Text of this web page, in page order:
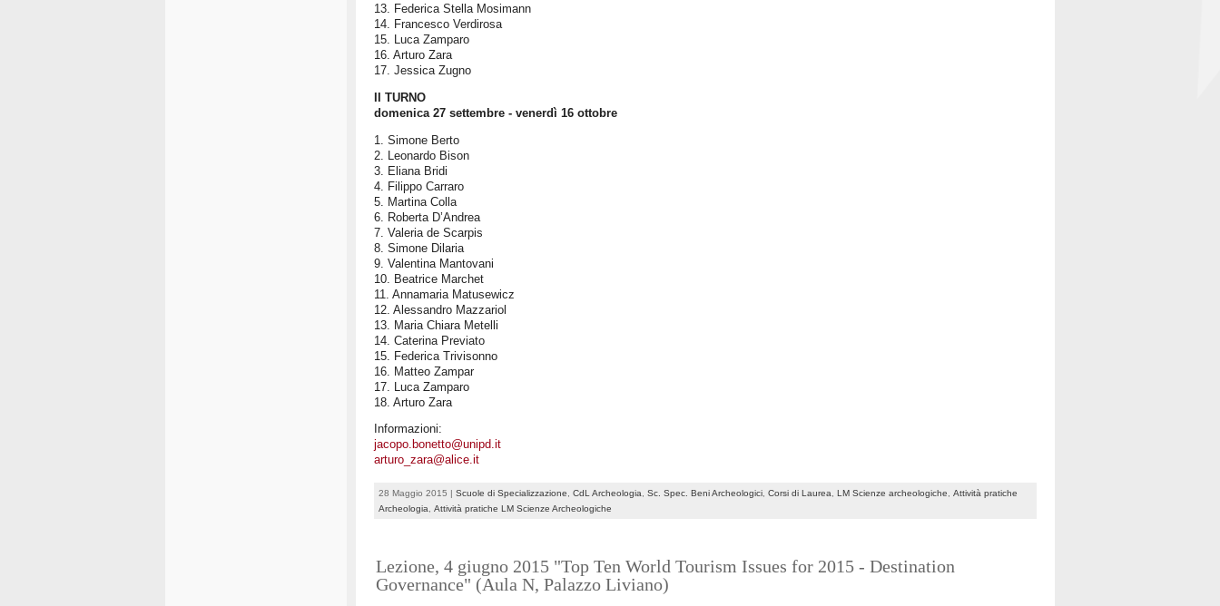
13. Federica Stella Mosimann
14. Francesco Verdirosa
15. Luca Zamparo
16. Arturo Zara
17. Jessica Zugno
II TURNO
domenica 27 settembre - venerdì 16 ottobre
1. Simone Berto
2. Leonardo Bison
3. Eliana Bridi
4. Filippo Carraro
5. Martina Colla
6. Roberta D’Andrea
7. Valeria de Scarpis
8. Simone Dilaria
9. Valentina Mantovani
10. Beatrice Marchet
11. Annamaria Matusewicz
12. Alessandro Mazzariol
13. Maria Chiara Metelli
14. Caterina Previato
15. Federica Trivisonno
16. Matteo Zampar
17. Luca Zamparo
18. Arturo Zara
Informazioni:
jacopo.bonetto@unipd.it
arturo_zara@alice.it
28 Maggio 2015 | Scuole di Specializzazione CdL Archeologia Sc. Spec. Beni Archeologici Corsi di Laurea LM Scienze archeologiche
Attività pratiche
Archeologia
Attività pratiche LM Scienze Archeologiche
Lezione, 4 giugno 2015 "Top Ten World Tourism Issues for 2015 - Destination
Governance" (Aula N, Palazzo Liviano)